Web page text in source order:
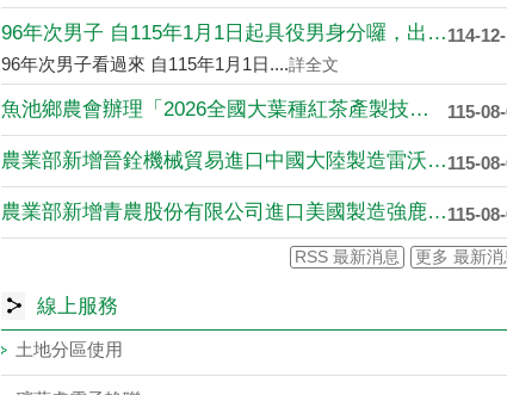
114-
96年次男子 自115年1月1日起具役男身分囉，出國前應先申....
96年次男子看過來 自115年1月1日....詳全文
115-
魚池鄉農會辦理「2026全國大葉種紅茶產製技術競賽研習活動」....
115-
農業部新增晉銓機械貿易進口中國大陸製造雷沃谷神牌5125 4....
115-
農業部新增青農股份有限公司進口美國製造強鹿牌7R250型曳引....
RSS 最新消息 更多 最新
線上服務
土地分區使用